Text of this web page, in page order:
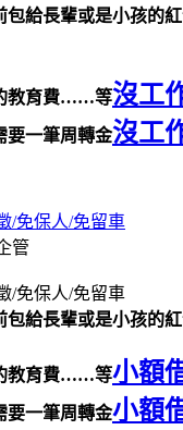
給長輩或是小孩的紅
教育費……等沒工
要一筆周轉金沒工
/免保人/免留車
管
/免保人/免留車
給長輩或是小孩的紅
教育費……等小額
要一筆周轉金小額